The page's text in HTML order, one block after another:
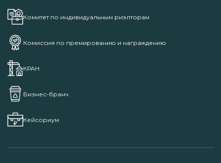
Комитет по индивидуальным риэлторам
Комиссия по премированию и награждению
КРАН
Бизнес-бранч
Кейсориум